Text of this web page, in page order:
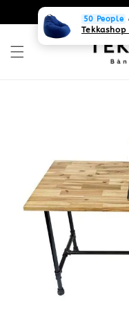
0931268840
50 People